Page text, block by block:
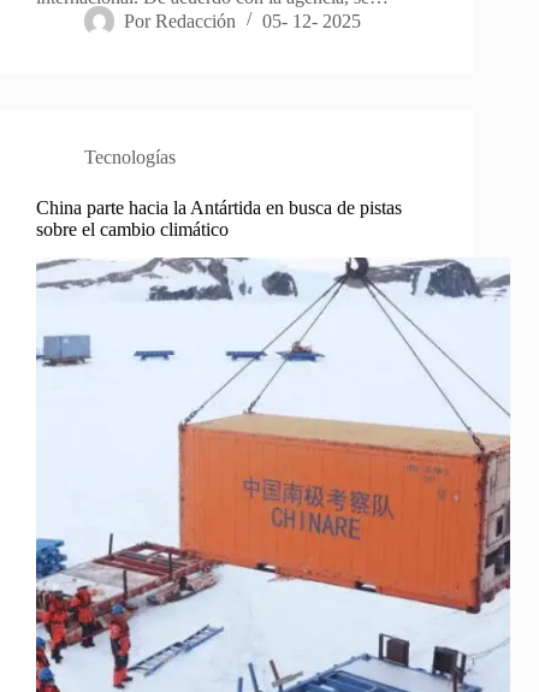
Por Redacción 05- 12- 2025
Tecnologías
China parte hacia la Antártida en busca de pistas
sobre el cambio climático